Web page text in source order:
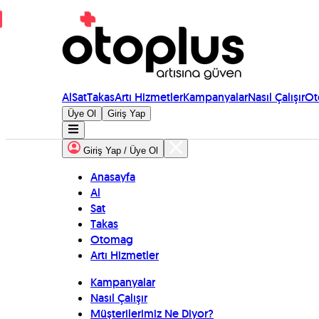
AlSatTakasArtı HizmetlerKampanyalarNasıl Çalışır
Üye Ol Giriş Yap
Giriş Yap / Üye Ol
Anasayfa
Al
Sat
Takas
Otomag
Artı Hizmetler
Kampanyalar
Nasıl Çalışır
Müşterilerimiz Ne Diyor?